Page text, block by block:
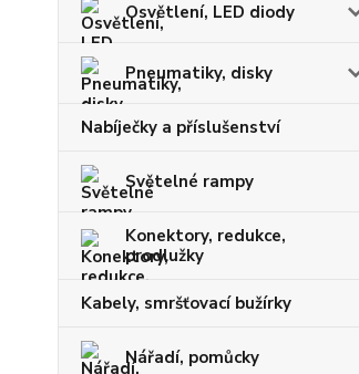
Osvětlení, LED diody
Pneumatiky, disky
Nabíječky a příslušenství
Světelné rampy
Konektory, redukce,
prodlužky
Kabely, smršťovací bužírky
Nářadí, pomůcky